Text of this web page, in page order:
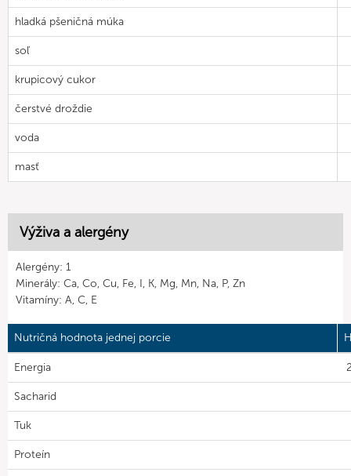
hladká pšeničná múka
soľ
krupicový cukor
čerstvé droždie
voda
masť
Výživa a alergény
Alergény: 1
Minerály: Ca, Co, Cu, Fe, I, K, Mg, Mn, Na, P, Zn
Vitamíny: A, C, E
Nutričná hodnota jednej porcie
Energia
Sacharid
Tuk
Proteín